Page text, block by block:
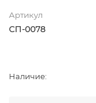
Артикул
СП-0078
Наличие: